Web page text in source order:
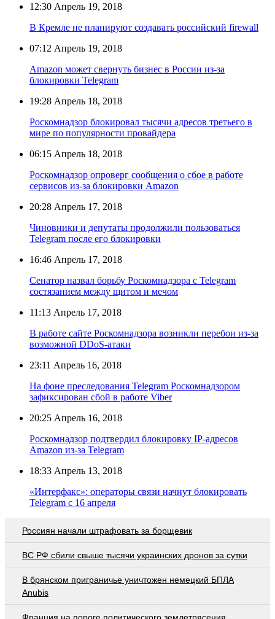
12:30 Апрель 19, 2018
В Кремле не планируют создавать российский firewall
07:12 Апрель 19, 2018
Amazon может свернуть бизнес в России из-за
блокировки Telegram
19:28 Апрель 18, 2018
Роскомнадзор блокировал тысячи адресов третьего в
мире по популярности провайдера
06:15 Апрель 18, 2018
Роскомнадзор опроверг сообщения о сбое в работе
сервисов из-за блокировки Amazon
20:28 Апрель 17, 2018
Чиновники и депутаты продолжили пользоваться
Telegram после его блокировки
16:46 Апрель 17, 2018
Сенатор назвал борьбу Роскомнадзора с Telegram
состязанием между щитом и мечом
11:13 Апрель 17, 2018
В работе сайте Роскомнадзора возникли перебои из-за
возможной DDoS-атаки
23:11 Апрель 16, 2018
На фоне преследования Telegram Роскомнадзором
зафиксирован сбой в работе Viber
20:25 Апрель 16, 2018
Роскомнадзор подтвердил блокировку IP-адресов
Amazon из-за Telegram
18:33 Апрель 13, 2018
«Интерфакс»: операторы связи начнут блокировать
Telegram с 16 апреля
Россиян начали штрафовать за борщевик
ВС РФ сбили свыше тысячи украинских дронов за сутки
В брянском приграничье уничтожен немецкий БПЛА
Anubis
Франция на пороге политического землетрясения